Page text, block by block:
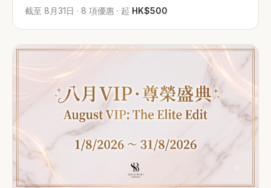
截至 8月31日 · 8 項優惠 · 起 HK$500